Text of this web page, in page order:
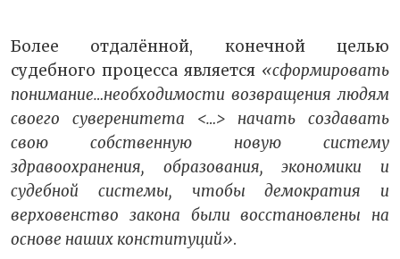
Более отдалённой, конечной целью
судебного процесса является «сформировать
понимание…необходимости возвращения людям
своего суверенитета <…> начать создавать
свою собственную новую систему
здравоохранения, образования, экономики и
судебной системы, чтобы демократия и
верховенство закона были восстановлены на
основе наших конституций».